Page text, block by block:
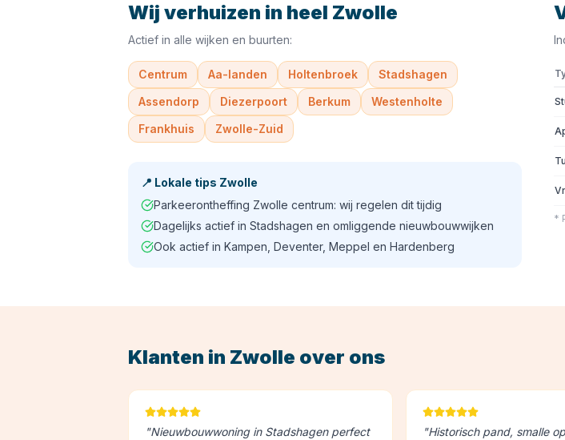
Wij verhuizen in heel Zwolle
Actief in alle wijken en buurten:
Centrum Aa-landen Holtenbroek
Stadshagen
Assendorp
Diezerpoort Berkum
Westenholte
Frankhuis
Zwolle-Zuid
📍 Lokale tips Zwolle
Parkeerontheffing Zwolle centrum: wij regelen dit tijdig
Dagelijks actief in Stadshagen en omliggende nieuwbouwwijken
Ook actief in Kampen, Deventer, Meppel en Hardenberg
*
Klanten in Zwolle over ons
"Nieuwbouwwoning in Stadshagen perfect
"Historisch pand, smalle